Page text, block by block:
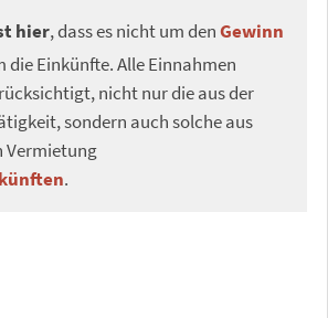
hier, dass es nicht um denGewinn
die Einkünfte. Alle Einnahmen
nicht nur die aus der
sondern auch solche aus
Vermietung
.